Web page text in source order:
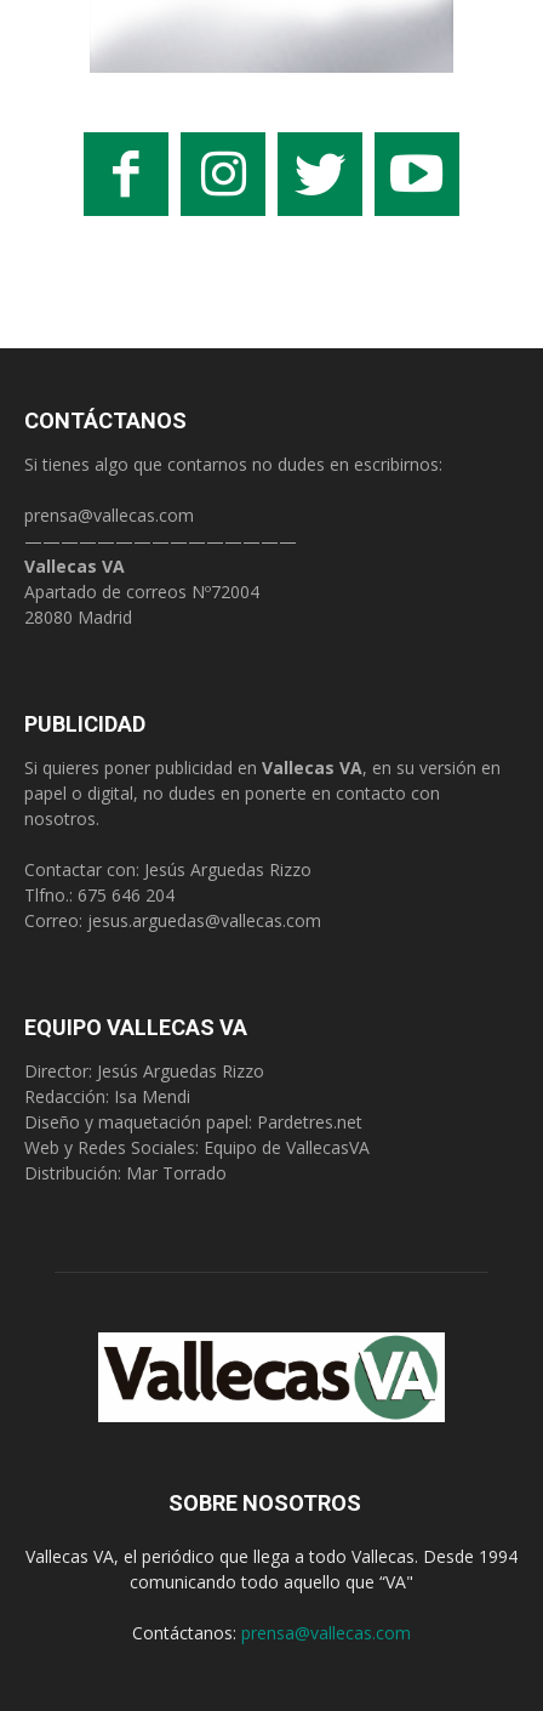
CONTÁCTANOS
Si tienes algo que contarnos no dudes en escribirnos:
prensa@vallecas.com
———————————————
Vallecas VA
Apartado de correos Nº72004
28080 Madrid
PUBLICIDAD
Si quieres poner publicidad en Vallecas VA, en su versión en
papel o digital, no dudes en ponerte en contacto con
nosotros.
Contactar con: Jesús Arguedas Rizzo
Tlfno.: 675 646 204
Correo: jesus.arguedas@vallecas.com
EQUIPO VALLECAS VA
Director: Jesús Arguedas Rizzo
Redacción: Isa Mendi
Diseño y maquetación papel: Pardetres.net
Web y Redes Sociales: Equipo de VallecasVA
Distribución: Mar Torrado
SOBRE NOSOTROS
Vallecas VA, el periódico que llega a todo Vallecas. Desde 1994
comunicando todo aquello que “VA"
Contáctanos: prensa@vallecas.com